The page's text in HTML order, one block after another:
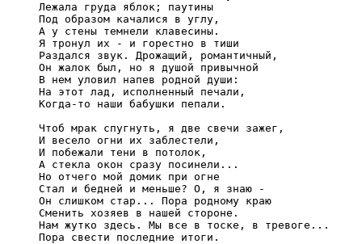
     Лежала груда яблок; паутины
     Под образом качалися в углу,
     А у стены темнели клавесины.
     Я тронул их - и горестно в тиши
     Раздался звук. Дрожащий, романтичный,
     Он жалок был, но я душой привычной
     В нем уловил напев родной души:
     На этот лад, исполненный печали,
     Когда-то наши бабушки пепали.
     Чтоб мрак спугнуть, я две свечи зажег,
     И весело огни их заблестели,
     И побежали тени в потолок,
     А стекла окон сразу посинели...
     Но отчего мой домик при огне
     Стал и бедней и меньше? О, я знаю -
     Он слишком стар... Пора родному краю
     Сменить хозяев в нашей стороне.
     Нам жутко здесь. Мы все в тоске, в тревоге...
     Пора свести последние итоги.